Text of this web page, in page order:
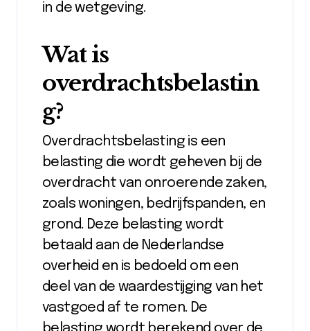
in de wetgeving.
Wat is
overdrachtsbelastin
g?
Overdrachtsbelasting is een
belasting die wordt geheven bij de
overdracht van onroerende zaken,
zoals woningen, bedrijfspanden, en
grond. Deze belasting wordt
betaald aan de Nederlandse
overheid en is bedoeld om een
deel van de waardestijging van het
vastgoed af te romen. De